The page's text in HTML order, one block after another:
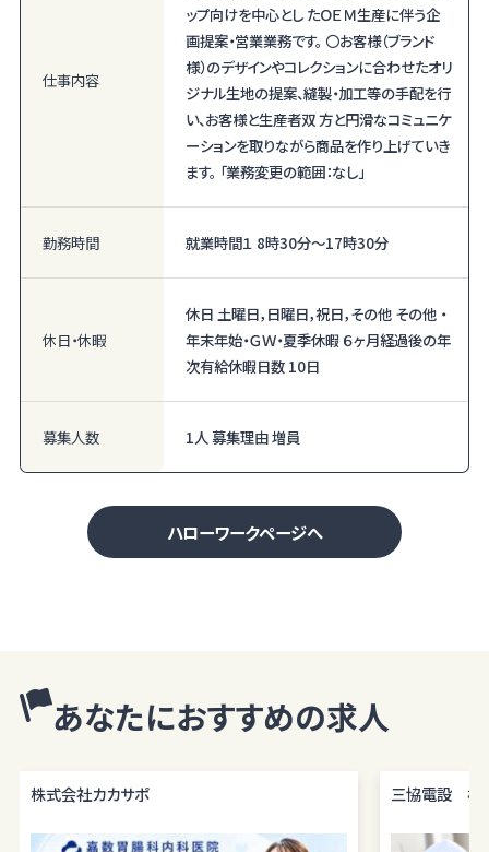
仕事内容
ップ向けを中心とし たＯＥＭ生産に伴う企
画提案・営業業務です。 〇お客様（ブランド
様）のデザインやコレクションに合わせたオリ
ジナル生地の提案、縫製・加工等の手配を行
い、お客様と生産者双 方と円滑なコミュニケ
ーションを取りながら商品を作り上げていき
ます。 「業務変更の範囲：なし」
勤務時間 就業時間１ 8時30分〜17時30分
休日・休暇
休日 土曜日，日曜日，祝日，その他 その他 ・
年末年始・ＧＷ・夏季休暇 ６ヶ月経過後の年
次有給休暇日数 10日
募集人数 1人 募集理由 増員
ハローワークページへ
あなたにおすすめの求人
株式会社カカサポ 三協電設 株